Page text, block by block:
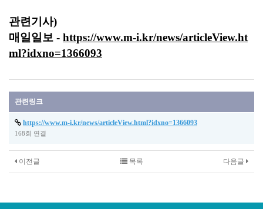
관련기사)
매일일보 - https://www.m-i.kr/news/articleView.ht
ml?idxno=1366093
관련링크
https://www.m-i.kr/news/articleView.html?idxno=1366093
168회 연결
이전글 다음글
목록